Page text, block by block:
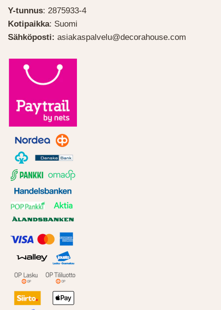
Y-tunnus: 2875933-4
Kotipaikka: Suomi
Sähköposti: asiakaspalvelu@decorahouse.com